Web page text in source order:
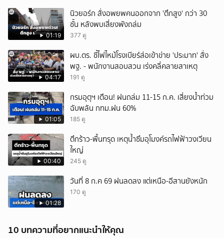
01:19
นิวยอร์ก สั่งอพยพคนออกจาก 'ตึกสูง' กว่า 30
ชั้น หลังพบเสี่ยงพังถล่ม
377 ดู
04:17
ผบ.ตร. ชี้ไฟไหม้โรงเบียร์ส่อเข้าข่าย 'ประมาท' สั่ง
พฐ. - พนักงานสอบสวน เร่งคลี่คลายสาเหตุ
191 ดู
01:05
กรมอุตุฯ เตือน! ฝนถล่ม 11-15 ก.ค. เสี่ยงน้ำท่วม
ฉับพลัน กทม.ฝน 60%
185 ดู
00:40
ตึกร้าว-พื้นทรุด เหตุน้ำซึมอุโมงค์รถไฟฟ้าวงเวียน
ใหญ่
245 ดู
01:28
วันที่ 8 ก.ค 69 ฝนลดลง แต่เหนือ-อีสานยังหนัก
170 ดู
10 บทความที่อยากแนะนำให้คุณ